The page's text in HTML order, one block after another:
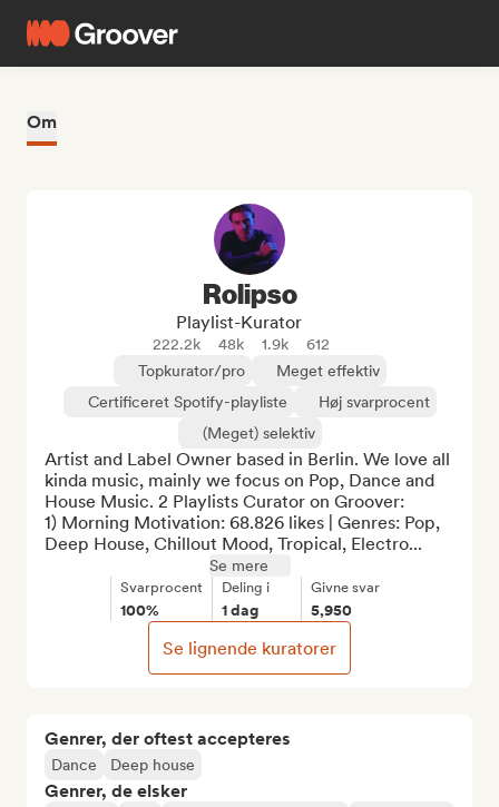
Om
Genrer, der oftest accepteres
Dance Deep house
Genrer, de elsker
Rolipso
Playlist-Kurator
222.2k 48k 1.9k
612
Topkurator/pro
Meget effektiv
Certificeret Spotify-playliste
Høj svarprocent
(Meget) selektiv
Artist and Label Owner based in Berlin. We love all
kinda music, mainly we focus on Pop, Dance and
House Music. 2 Playlists Curator on Groover:
1) Morning Motivation: 68.826 likes | Genres: Pop,
Deep House, Chillout Mood, Tropical, Electro...
Se mere
Svarprocent
100%
Deling i
1 dag
Givne svar
5,950
Se lignende kuratorer